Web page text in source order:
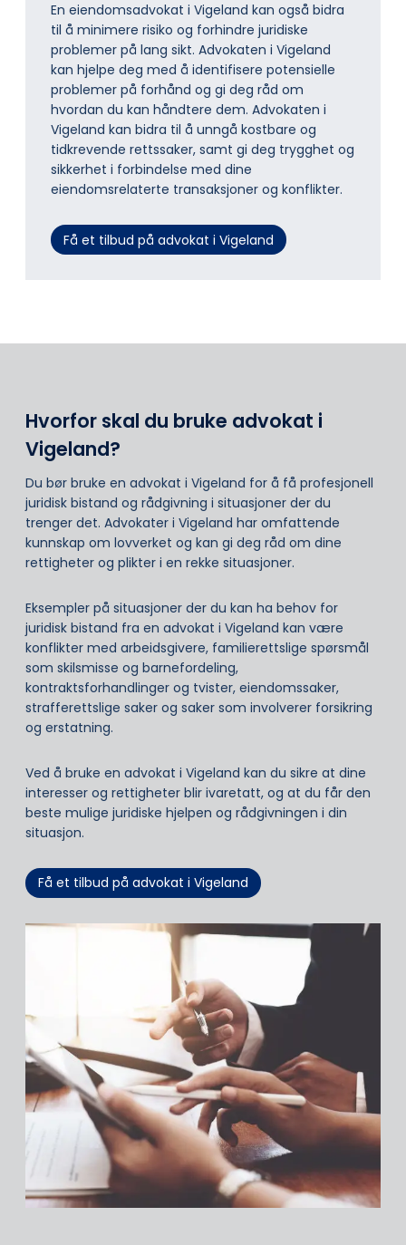
En eiendomsadvokat i Vigeland kan også bidra
til å minimere risiko og forhindre juridiske
problemer på lang sikt. Advokaten i Vigeland
kan hjelpe deg med å identifisere potensielle
problemer på forhånd og gi deg råd om
hvordan du kan håndtere dem. Advokaten i
Vigeland kan bidra til å unngå kostbare og
tidkrevende rettssaker, samt gi deg trygghet og
sikkerhet i forbindelse med dine
eiendomsrelaterte transaksjoner og konflikter.
Få et tilbud på advokat i Vigeland
Hvorfor skal du bruke advokat i
Vigeland?
Du bør bruke en advokat i Vigeland for å få profesjonell
juridisk bistand og rådgivning i situasjoner der du
trenger det. Advokater i Vigeland har omfattende
kunnskap om lovverket og kan gi deg råd om dine
rettigheter og plikter i en rekke situasjoner.
Eksempler på situasjoner der du kan ha behov for
juridisk bistand fra en advokat i Vigeland kan være
konflikter med arbeidsgivere, familierettslige spørsmål
som skilsmisse og barnefordeling,
kontraktsforhandlinger og tvister, eiendomssaker,
strafferettslige saker og saker som involverer forsikring
og erstatning.
Ved å bruke en advokat i Vigeland kan du sikre at dine
interesser og rettigheter blir ivaretatt, og at du får den
beste mulige juridiske hjelpen og rådgivningen i din
situasjon.
Få et tilbud på advokat i Vigeland